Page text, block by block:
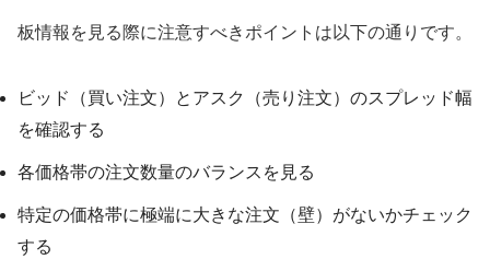
板情報を見る際に注意すべきポイントは以下の通りです。
ビッド（買い注文）とアスク（売り注文）のスプレッド幅
を確認する
各価格帯の注文数量のバランスを見る
特定の価格帯に極端に大きな注文（壁）がないかチェック
する